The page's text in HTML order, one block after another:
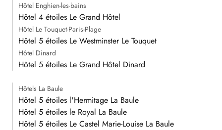
Hôtel Enghien-les-bains
Hôtel 4 étoiles Le Grand Hôtel
Hôtel Le Touquet-Paris-Plage
Hôtel 5 étoiles Le Westminster Le Touquet
Hôtel Dinard
Hôtel 5 étoiles Le Grand Hôtel Dinard
Hôtels La Baule
Hôtel 5 étoiles l'Hermitage La Baule
Hôtel 5 étoiles le Royal La Baule
Hôtel 5 étoiles Le Castel Marie-Louise La Baule